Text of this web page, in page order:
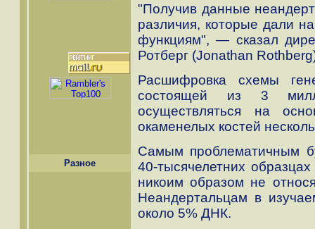
Разное
"Получив данные
различия, которые дали
функциям", — сказал
Ротберг (Jonathan
Расшифровка схемы
состоящей из 3
осуществляться на
окаменелых костей
Самым проблематичным
40-тысячелетних
никоим образом не
Неандертальцам в
около 5% ДНК.